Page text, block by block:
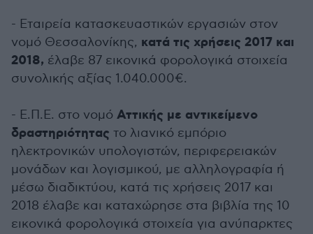
- Εταιρεία κατασκευαστικών εργασιών στον
νομό Θεσσαλονίκης, κατά τις χρήσεις 2017 και
2018, έλαβε 87 εικονικά φορολογικά στοιχεία
συνολικής αξίας 1.040.000€.
- Ε.Π.Ε. στο νομό Αττικής με αντικείμενο
δραστηριότητας το λιανικό εμπόριο
ηλεκτρονικών υπολογιστών, περιφερειακών
μονάδων και λογισμικού, με αλληλογραφία ή
μέσω διαδικτύου, κατά τις χρήσεις 2017 και
2018 έλαβε και καταχώρησε στα βιβλία της 10
εικονικά φορολογικά στοιχεία για ανύπαρκτες